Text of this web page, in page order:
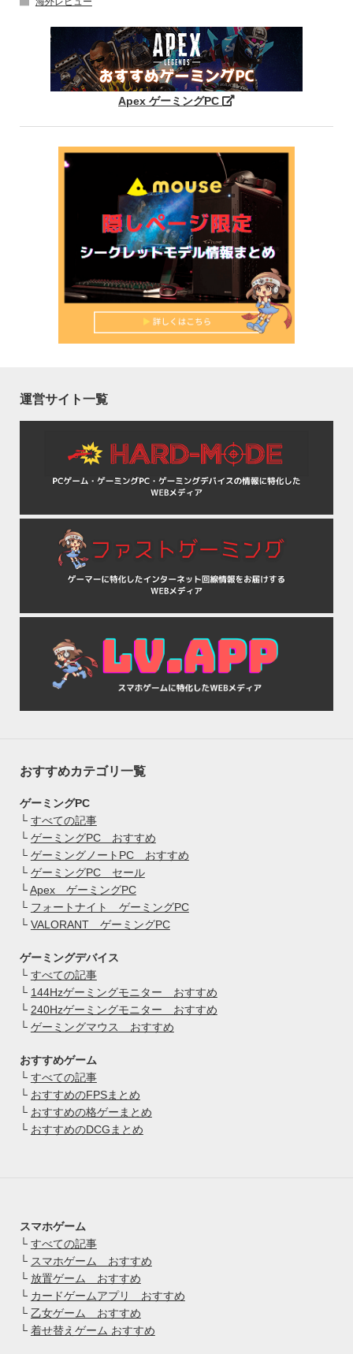
Apex ゲーミングPC
運営サイト一覧
おすすめカテゴリ一覧
ゲーミングPC
└ すべての記事
└ ゲーミングPC おすすめ
└ ゲーミングノートPC おすすめ
└ ゲーミングPC セール
└Apex ゲーミングPC
└ フォートナイト ゲーミングPC
└ VALORANT ゲーミングPC
ゲーミングデバイス
└ すべての記事
└ 144Hzゲーミングモニター おすすめ
└ 240Hzゲーミングモニター おすすめ
└ ゲーミングマウス おすすめ
おすすめゲーム
└ すべての記事
└ おすすめのFPSまとめ
└ おすすめの格ゲーまとめ
└ おすすめのDCGまとめ
スマホゲーム
└ すべての記事
└ スマホゲーム おすすめ
└ 放置ゲーム おすすめ
└ カードゲームアプリ おすすめ
└ 乙女ゲーム おすすめ
└ 着せ替えゲーム おすすめ